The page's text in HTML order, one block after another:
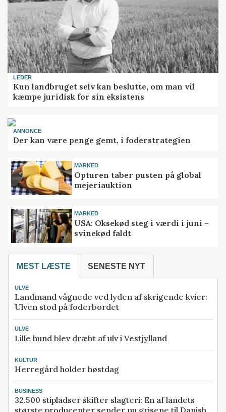
LEDER
Kun landbruget selv kan beslutte, om man vil
kæmpe juridisk for sin eksistens
ANNONCE
Der kan være penge gemt, i foderstrategien
MARKED
Opturen taber pusten på global
mejeriauktion
MARKED
USA: Oksekød steg i værdi i juni –
svinekød faldt
MEST LÆSTE SENESTE NYT
ULVE
Landmand vågnede ved lyden af skrigende kvier:
Ulven stod på foderbordet
ULVE
Lille hund blev dræbt af ulv i Vestjylland
KULTUR
Herregård holder høstdag
BUSINESS
32.500 stipladser skifter slagteri: En af landets